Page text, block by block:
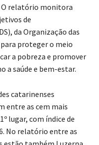
relatório monitora
de
da Organização das
para proteger o meio
a pobreza e promover
a saúde e bem-estar.
catarinenses
entre as cem mais
lugar, com índice de
No relatório entre as